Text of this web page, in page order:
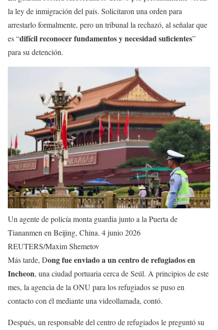
la ley de inmigración del país. Solicitaron una orden para
arrestarlo formalmente, pero un tribunal la rechazó, al señalar que
es “difícil reconocer fundamentos y necesidad suficientes”
para su detención.
Un agente de policía monta guardia junto a la Puerta de
Tiananmen en Beijing, China. 4 junio 2026
REUTERS/Maxim Shemetov
Más tarde, Dong fue enviado a un centro de refugiados en
Incheon, una ciudad portuaria cerca de Seúl. A principios de este
mes, la agencia de la ONU para los refugiados se puso en
contacto con él mediante una videollamada, contó.
Después, un responsable del centro de refugiados le preguntó su